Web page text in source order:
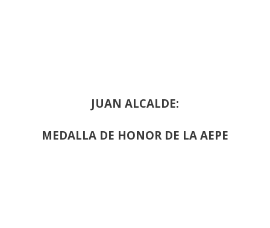
JUAN ALCALDE:
MEDALLA DE HONOR DE LA AEPE